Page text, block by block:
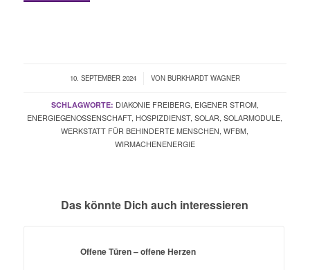
10. SEPTEMBER 2024
/ VON BURKHARDT WAGNER
SCHLAGWORTE: DIAKONIE FREIBERG, EIGENER STROM,
ENERGIEGENOSSENSCHAFT, HOSPIZDIENST,SOLAR ,SOLARMODULE
WERKSTATT FÜR BEHINDERTE MENSCHEN ,WFBM
WIRMACHENENERGIE
Das könnte Dich auch interessieren
Offene Türen – offene Herzen